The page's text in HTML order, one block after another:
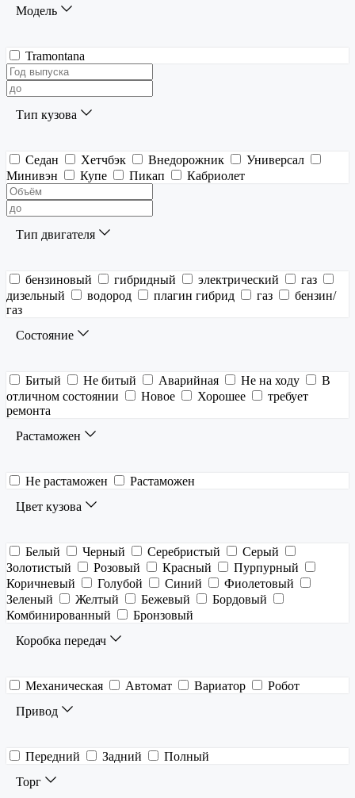
Модель
Tramontana
Тип кузова
Седан Хетчбэк Внедорожник
Универсал
Минивэн
Купе Пикап Кабриолет
Тип двигателя
бензиновый гибридный электрический
газ
дизельный
водород плагин гибрид газ
бензин/
газ
Состояние
Битый Не битый Аварийная Не на ходу
В
отличном состоянии
Новое Хорошее
требует
ремонта
Растаможен
Не растаможен
Растаможен
Цвет кузова
Белый Черный Серебристый
Серый
Золотистый
Розовый Красный
Пурпурный
Коричневый
Голубой Синий
Фиолетовый
Зеленый
Желтый Бежевый
Бордовый
Комбинированный
Бронзовый
Коробка передач
Механическая Автомат Вариатор
Робот
Привод
Передний Задний
Полный
Торг